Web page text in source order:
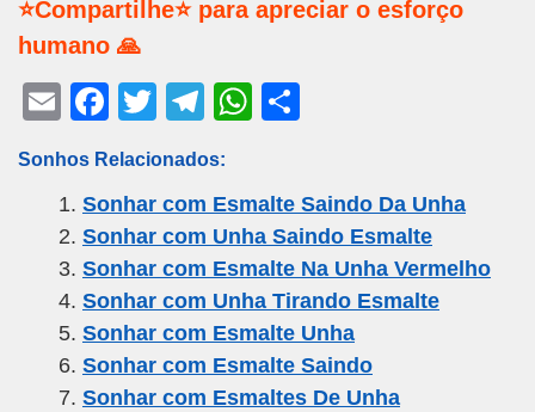
⭐Compartilhe⭐ para apreciar o esforço
humano 🙏
E
ail
F
a
c
e
b
o
o
k
T
tt
er
T
e
gr
a
m
W
s
A
p
p
e
Sonhos Relacionados:
Sonhar com Esmalte Saindo Da Unha
Sonhar com Unha Saindo Esmalte
Sonhar com Esmalte Na Unha Vermelho
Sonhar com Unha Tirando Esmalte
Sonhar com Esmalte Unha
Sonhar com Esmalte Saindo
Sonhar com Esmaltes De Unha